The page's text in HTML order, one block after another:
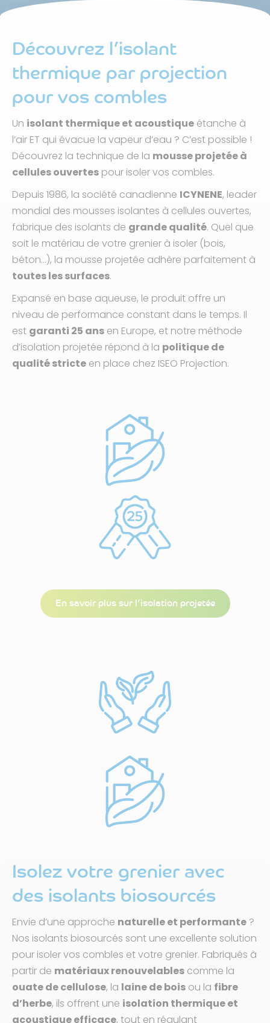
Découvrez l’isolant
thermique par projection
pour vos combles
Un isolant thermique et acoustique étanche à
l’air ET qui évacue la vapeur d’eau ? C’est possible !
Découvrez la technique de la mousse projetée à
cellules ouvertes pour isoler vos combles.
Depuis 1986, la société canadienne ICYNENE, leader
mondial des mousses isolantes à cellules ouvertes,
fabrique des isolants de grande qualité. Quel que
soit le matériau de votre grenier à isoler (bois,
béton…), la mousse projetée adhère parfaitement à
toutes les surfaces.
Expansé en base aqueuse, le produit offre un
niveau de performance constant dans le temps. Il
est garanti 25 ans en Europe, et notre méthode
d’isolation projetée répond à la politique de
qualité stricte en place chez ISEO Projection.
En savoir plus sur l’isolation projetée
Isolez votre grenier avec
des isolants biosourcés
Envie d’une approche naturelle et performante ?
Nos isolants biosourcés sont une excellente solution
pour isoler vos combles et votre grenier. Fabriqués à
partir de matériaux renouvelables comme la
ouate de cellulose, la laine de bois ou la fibre
d’herbe, ils offrent une isolation thermique et
acoustique efficace, tout en régulant